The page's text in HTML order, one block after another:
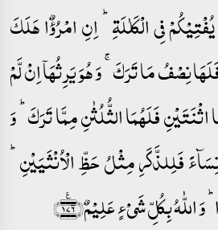
فِی الۡکَلٰلَۃِ ؕ اِنِ امۡرُؤٌا ہَلَکَ
نِصۡفُ مَا تَرَکَ ۚ وَ ہُوَ یَرِثُہَاۤ اِنۡ لَّمۡ
اثۡنَتَیۡنِ فَلَہُمَا الثُّلُثٰنِ مِمَّا تَرَکَ ؕ وَ
نِسَآءً فَلِلذَّکَرِ مِثۡلُ حَظِّ الۡاُنۡثَیَیۡنِ
بِکُلِّ شَیۡءٍ عَلِیۡمٌ﴿۱۷۶﴾٪